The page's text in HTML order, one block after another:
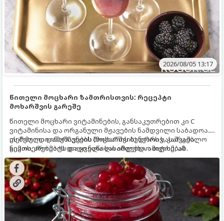
2026/08/05 13:17
წითელი მოცხარი ზამთრისთვის: რეცეპტი
მოხარშვის გარეშე
წითელი მოცხარი ვიტამინების, განსაკუთრებით კი C
ვიტამინისა და ორგანული მჟავების ნამდვილი საბადოა.
თერმული დამუშავების (მოხარშვის) დროს სასარგებლო
ნივთიერებების დიდი ნაწილი იშლება. ამიტომ, ამ
კენკრის ზამთრისთვის შესანახად საუკეთესო გზა
„ცოცხალი ჯემის“ მომზადებაა - მოხარშვის გარეშე.
ეს მეთოდი ინარჩუნებს მოცხარის ბუნებრივ, კაშკაშა
გემოს, არომატს და ყველა სასარგებლო თვისებას.